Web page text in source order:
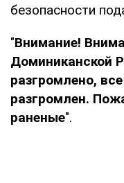
безопасности
"Внимание!
Доминиканской
разгромлено,
разгромлен.
раненые".